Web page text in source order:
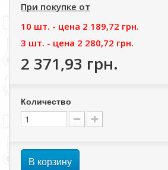
При покупке от
10 шт. - цена 2 189,72 грн.
3 шт. - цена 2 280,72 грн.
2 371,93 грн.
Количество
В корзину